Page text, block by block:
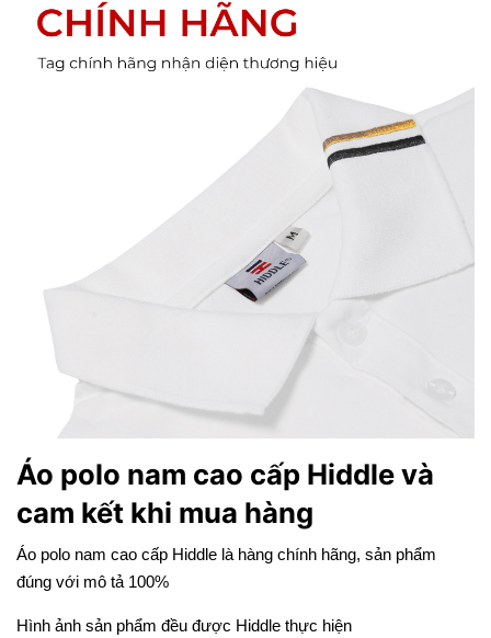
Áo polo nam cao cấp Hiddle và
cam kết khi mua hàng
Áo polo nam cao cấp Hiddle là hàng chính hãng, sản phẩm
đúng với mô tả 100%
Hình ảnh sản phẩm đều được Hiddle thực hiện